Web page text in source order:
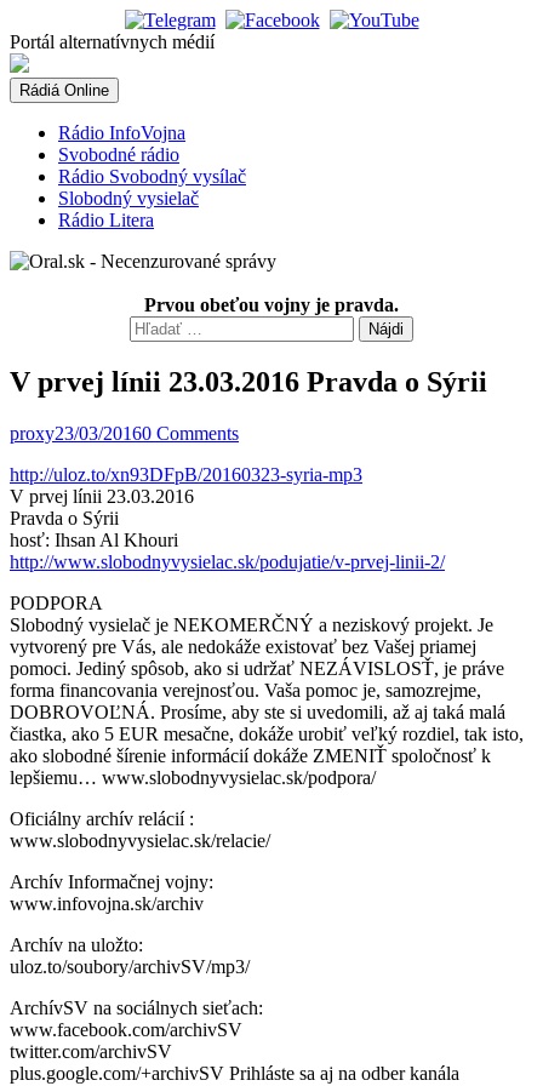
to
content
Portál alternatívnych médií
Rádiá Online
Rádio InfoVojna
Svobodné rádio
Rádio Svobodný vysílač
Slobodný vysielač
Rádio Litera
Prvou obeťou vojny je pravda.
Hľadať:
V prvej línii 23.03.2016 Pravda o Sýrii
proxy23/03/20160 Comments
http://uloz.to/xn93DFpB/20160323-syria-mp3
V prvej línii 23.03.2016
Pravda o Sýrii
hosť: Ihsan Al Khouri
http://www.slobodnyvysielac.sk/podujatie/v-prvej-linii-2/
PODPORA
Slobodný vysielač je NEKOMERČNÝ a neziskový projekt. Je
vytvorený pre Vás, ale nedokáže existovať bez Vašej priamej
pomoci. Jediný spôsob, ako si udržať NEZÁVISLOSŤ, je práve
forma financovania verejnosťou. Vaša pomoc je, samozrejme,
DOBROVOĽNÁ. Prosíme, aby ste si uvedomili, až aj taká malá
čiastka, ako 5 EUR mesačne, dokáže urobiť veľký rozdiel, tak isto,
ako slobodné šírenie informácií dokáže ZMENIŤ spoločnosť k
lepšiemu… www.slobodnyvysielac.sk/podpora/
Oficiálny archív relácií :
www.slobodnyvysielac.sk/relacie/
Archív Informačnej vojny:
www.infovojna.sk/archiv
Archív na uložto:
uloz.to/soubory/archivSV/mp3/
ArchívSV na sociálnych sieťach:
www.facebook.com/archivSV
twitter.com/archivSV
plus.google.com/+archivSV Prihláste sa aj na odber kanála